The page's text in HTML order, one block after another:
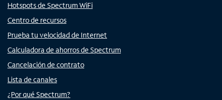
Hotspots de Spectrum WiFi
Centro de recursos
Prueba tu velocidad de Internet
Calculadora de ahorros de Spectrum
Cancelación de contrato
Lista de canales
¿Por qué Spectrum?